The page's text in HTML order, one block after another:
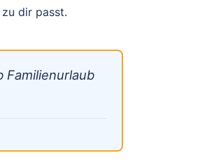
dir passt.
Familienurlaub